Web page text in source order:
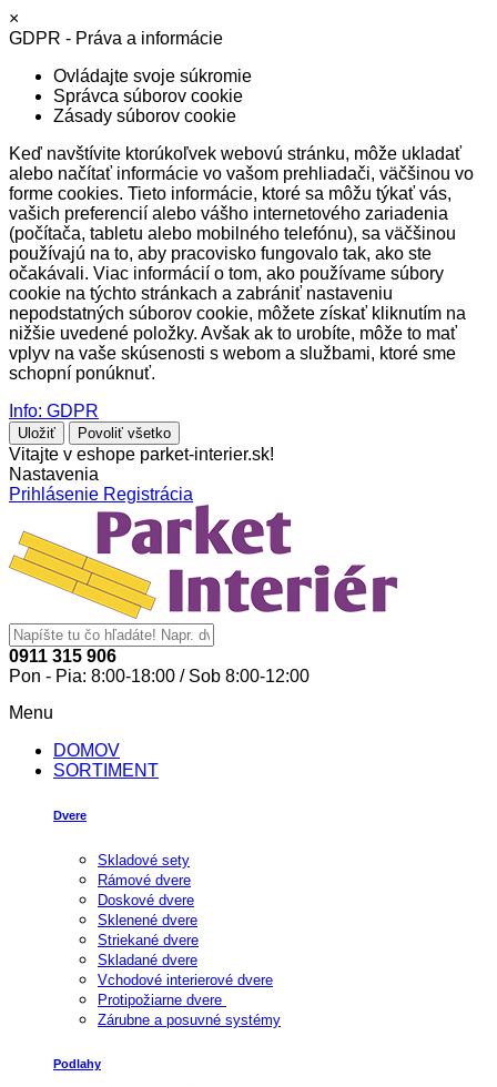
×
GDPR - Práva a informácie
Ovládajte svoje súkromie
Správca súborov cookie
Zásady súborov cookie
Keď navštívite ktorúkoľvek webovú stránku, môže ukladať
alebo načítať informácie vo vašom prehliadači, väčšinou vo
forme cookies. Tieto informácie, ktoré sa môžu týkať vás,
vašich preferencií alebo vášho internetového zariadenia
(počítača, tabletu alebo mobilného telefónu), sa väčšinou
používajú na to, aby pracovisko fungovalo tak, ako ste
očakávali. Viac informácií o tom, ako používame súbory
cookie na týchto stránkach a zabrániť nastaveniu
nepodstatných súborov cookie, môžete získať kliknutím na
nižšie uvedené položky. Avšak ak to urobíte, môže to mať
vplyv na vaše skúsenosti s webom a službami, ktoré sme
schopní ponúknuť.
Info: GDPR
Uložiť Povoliť všetko
Vitajte v eshope parket-interier.sk!
Nastavenia
Prihlásenie Registrácia
0911 315 906
Pon - Pia: 8:00-18:00 / Sob 8:00-12:00
Menu
DOMOV
SORTIMENT
Dvere
Skladové sety
Rámové dvere
Doskové dvere
Sklenené dvere
Striekané dvere
Skladané dvere
Vchodové interierové dvere
Protipožiarne dvere
Zárubne a posuvné systémy
Podlahy